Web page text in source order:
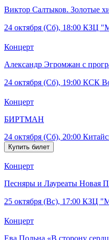
Виктор Салтыков. Золотые
24 октября (Сб), 18:00 КЗЦ
Концерт
Александр Эгромжан с
24 октября (Сб), 19:00 КСК
Концерт
БИРТМАН
24 октября (Сб), 20:00
Концерт
Песняры и Лауреаты Новая
25 октября (Вс), 17:00 КЗЦ
Концерт
Ева Польна «В сторону